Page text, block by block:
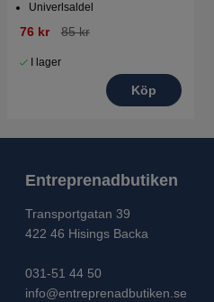
Univerlsaldel
76 kr 85 kr
I lager
Köp
Entreprenadbutiken
Transportgatan 39
422 46 Hisings Backa
031-51 44 50
info@entreprenadbutiken.se